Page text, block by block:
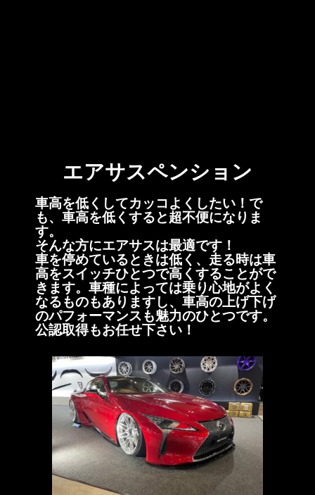
エアサスペンション
車高を低くしてカッコよくしたい！で
も、車高を低くすると超不便になりま
す。
そんな方にエアサスは最適です！
車を停めているときは低く、走る時は車
高をスイッチひとつで高くすることがで
きます。車種によっては乗り心地がよく
なるものもありますし、車高の上げ下げ
のパフォーマンスも魅力のひとつです。
公認取得もお任せ下さい！